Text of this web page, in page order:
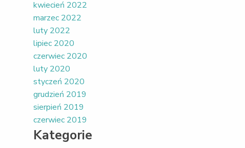
kwiecień 2022
marzec 2022
luty 2022
lipiec 2020
czerwiec 2020
luty 2020
styczeń 2020
grudzień 2019
sierpień 2019
czerwiec 2019
Kategorie